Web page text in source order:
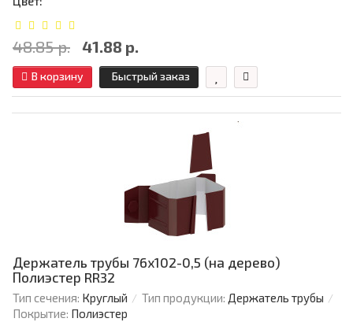
48.85 р. 41.88 р.
В корзину Быстрый заказ
Держатель трубы 76х102-0,5 (на дерево)
Полиэстер RR32
Тип сечения: Круглый Тип продукции: Держатель трубы
Покрытие: Полиэстер